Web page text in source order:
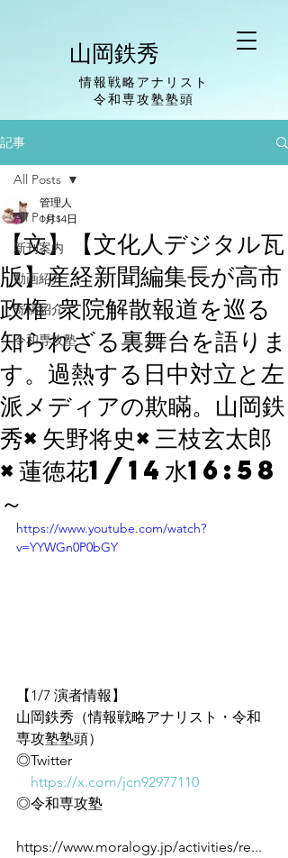
山岡鉄秀
情報戦略アナリスト
​令和専攻塾塾頭
記事
All Posts
新刊案内
動画紹介
寄稿紹介
令和専攻塾
All Posts
【文】【文化人デジタル瓦
版】産経新聞編集長が高市
政権 衆院解散報道を巡る
知られざる裏舞台を語りま
す。過熱する日中対立と左
派メディアの欺瞞。山岡鉄
秀×矢野将史×三枝玄太郎
×蓮徳花1/14水16:58
～
管理人
1月14日
https://www.youtube.com/watch?
v=YYWGn0P0bGY
【1/7 演者情報】
山岡鉄秀（情報戦略アナリスト・令和
専攻塾塾頭）
◎Twitter
https://x.com/jcn92977110
◎令和専攻塾
https://www.moralogy.jp/activities/re...